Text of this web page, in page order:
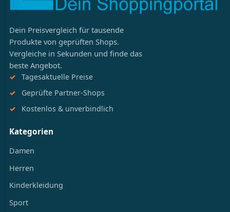
Dein Preisvergleich für tausende
Produkte von geprüften Shops.
Vergleiche in Sekunden und finde das
beste Angebot.
Tagesaktuelle Preise
Geprüfte Partner-Shops
Kostenlos & unverbindlich
Kategorien
Damen
Herren
Kinderkleidung
Sport